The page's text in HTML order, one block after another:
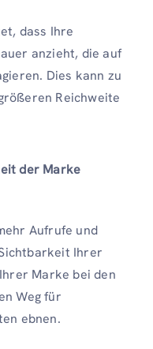
dass Ihre
anzieht, die auf
Dies kann zu
Reichweite
der Marke
Aufrufe und
Ihrer
Marke bei den
Weg für
ebnen.